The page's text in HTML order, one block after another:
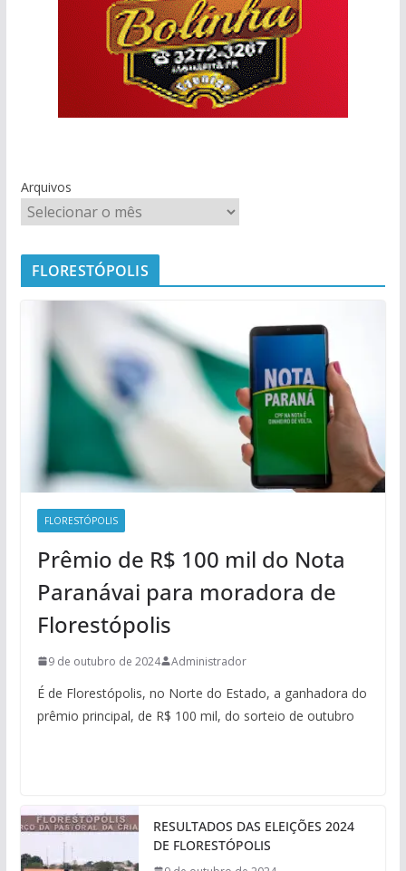
Arquivos
FLORESTÓPOLIS
FLORESTÓPOLIS
Prêmio de R$ 100 mil do Nota
Paranávai para moradora de
Florestópolis
9 de outubro de 2024 Administrador
É de Florestópolis, no Norte do Estado, a ganhadora do
prêmio principal, de R$ 100 mil, do sorteio de outubro
RESULTADOS DAS ELEIÇÕES 2024
DE FLORESTÓPOLIS